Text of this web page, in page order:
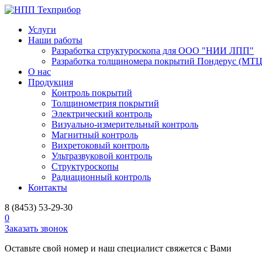
Услуги
Наши работы
Разработка структуроскопа для ООО "НИИ ЛПП"
Разработка толщиномера покрытий Пондерус
О нас
Продукция
Контроль покрытий
Толщинометрия покрытий
Электрический контроль
Визуально-измерительный контроль
Магнитный контроль
Вихретоковый контроль
Ультразвуковой контроль
Структуроскопы
Радиационный контроль
Контакты
8 (8453) 53-29-30
0
Заказать звонок
Оставьте свой номер и наш специалист свяжется с Вами